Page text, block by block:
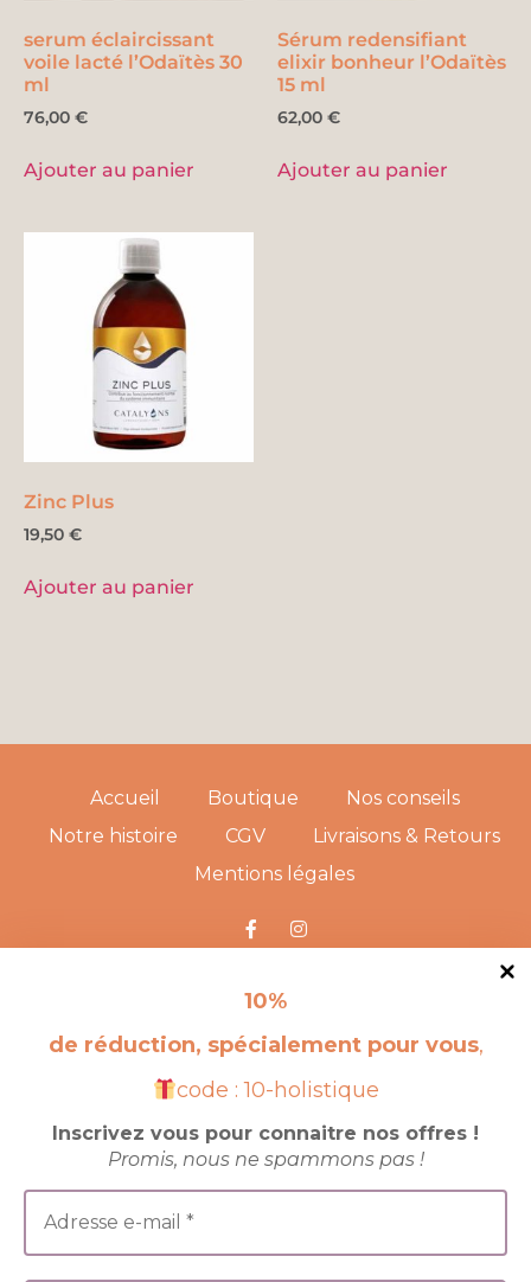
10%
de réduction, spécialement pour vous,
code : 10-holistique
Inscrivez vous pour connaitre nos offres !
Promis, nous ne spammons pas !
serum éclaircissant
voile lacté l’Odaïtès 30
ml
76,00 €
Ajouter au panier
Sérum redensifiant
elixir bonheur l’Odaïtès
15 ml
62,00 €
Ajouter au panier
Zinc Plus
19,50 €
Ajouter au panier
Accueil Boutique
Nos conseils
Notre histoire
CGV
Livraisons & Retours
Mentions légales
RENDEZ-NOUS VISITE !